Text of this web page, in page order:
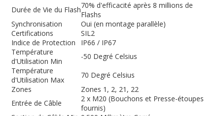
Durée de Vie du Flash70% d'efficacité après 8 millions de
Flashs
Synchronisation
Oui (en montage parallèle)
Certifications
SIL2
Indice de Protection
IP66 / IP67
Température
d'Utilisation Min
-50 Degré Celsius
Température
d'Utilisation Max
70 Degré Celsius
Zones
Zones 1, 2, 21, 22
Entrée de Câble
2 x M20 (Bouchons et Presse-étoupes
fournis)